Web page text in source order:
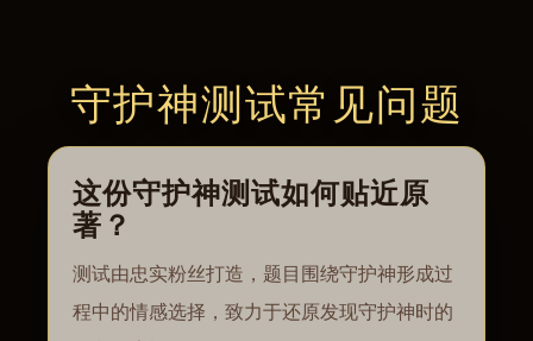
守护神测试常见问题
这份守护神测试如何贴近原
著？
测试由忠实粉丝打造，题目围绕守护神形成过
程中的情感选择，致力于还原发现守护神时的